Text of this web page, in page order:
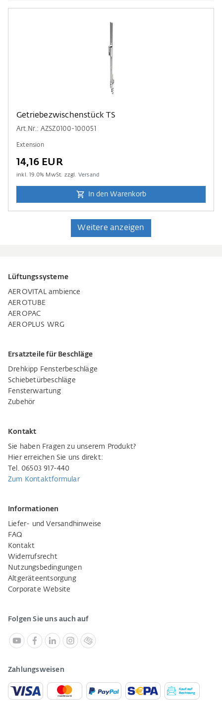
Getriebezwischenstück TS
Art.Nr.: AZSZ0100-100051
Extension
14,16 EUR
inkl.19.0% MwSt. zzgl. Versand
In den Warenkorb
Weitere anzeigen
Lüftungssysteme
AEROVITAL ambience
AEROTUBE
AEROPAC
AEROPLUS WRG
Ersatzteile für Beschläge
Drehkipp Fensterbeschläge
Schiebetürbeschläge
Fensterwartung
Zubehör
Kontakt
Sie haben Fragen zu unserem Produkt?
Hier erreichen Sie uns direkt:
Tel. 06503 917-440
Zum Kontaktformular
Informationen
Liefer- und Versandhinweise
FAQ
Kontakt
Widerrufsrecht
Nutzungsbedingungen
Altgeräteentsorgung
Corporate Website
Folgen Sie uns auch auf
Zahlungsweisen